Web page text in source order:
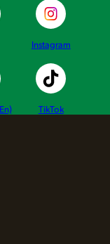
Instagram
TikTok